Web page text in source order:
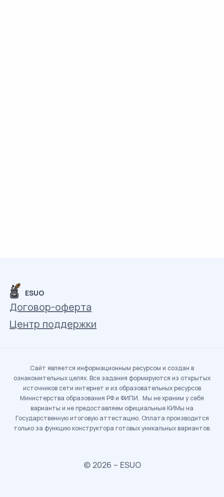
ESUO
Договор-оферта
Центр поддержки
Сайт является информационным ресурсом и создан в
ознакомительных целях. Все задания формируются из открытых
источников сети интернет и из образовательных ресурсов
Министерства образования РФ и ФИПИ. Мы не храним у себя
варианты и не предоставляем официальные КИМы на
Государственную итоговую аттестацию. Оплата производится
только за функцию конструктора готовых уникальных вариантов.
© 2026 – ESUO